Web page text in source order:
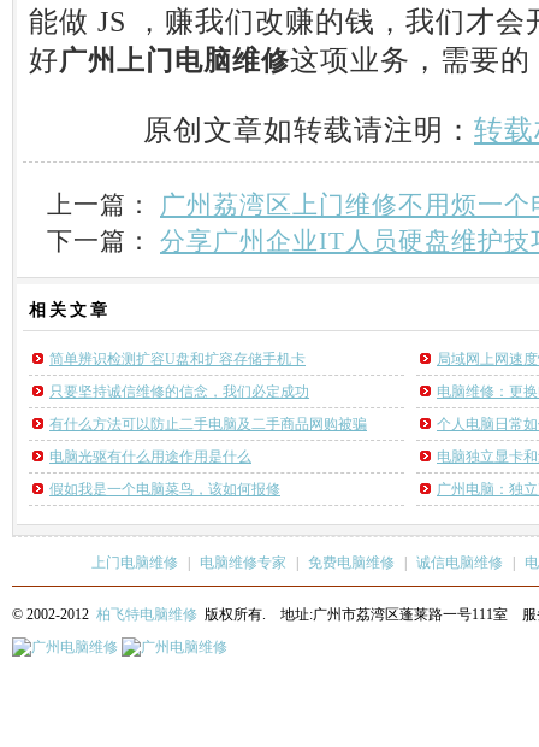
能做 JS ，赚我们改赚的钱，我们才
好广州上门电脑维修这项业务，需要
原创文章如转载请注明： 转
上一篇： 广州荔湾区上门维修不用烦一
下一篇： 分享广州企业IT人员硬盘维护技
相关 文章
简单辨识检测扩容U盘和扩容存储手机卡
局域网上网速
只要坚持诚信维修的信念，我们必定成功
电脑维修：更
有什么方法可以防止二手电脑及二手商品网购被骗
个人电脑日常
电脑光驱有什么用途作用是什么
电脑独立显卡
假如我是一个电脑菜鸟，该如何报修
广州电脑：独
上门电脑维修 电脑维修专家 免费电脑维修 诚信电脑维修
© 2002-2012 柏飞特电脑维修 版权所有. 地址:广州市荔湾区蓬莱路一号111室 服